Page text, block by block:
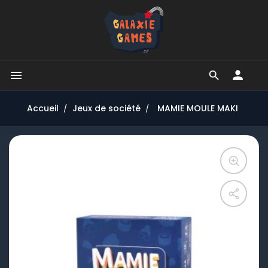


Accueil Jeux de société MAMIE MOULE MAKI